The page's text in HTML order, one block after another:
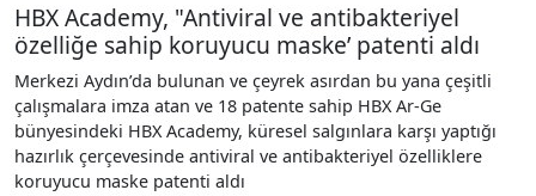
HBX Academy, "Antiviral ve antibakteriyel
özelliğe sahip koruyucu maske’ patenti aldı
Merkezi Aydın’da bulunan ve çeyrek asırdan bu yana çeşitli
çalışmalara imza atan ve 18 patente sahip HBX Ar-Ge
bünyesindeki HBX Academy, küresel salgınlara karşı yaptığı
hazırlık çerçevesinde antiviral ve antibakteriyel özelliklere
koruyucu maske patenti aldı